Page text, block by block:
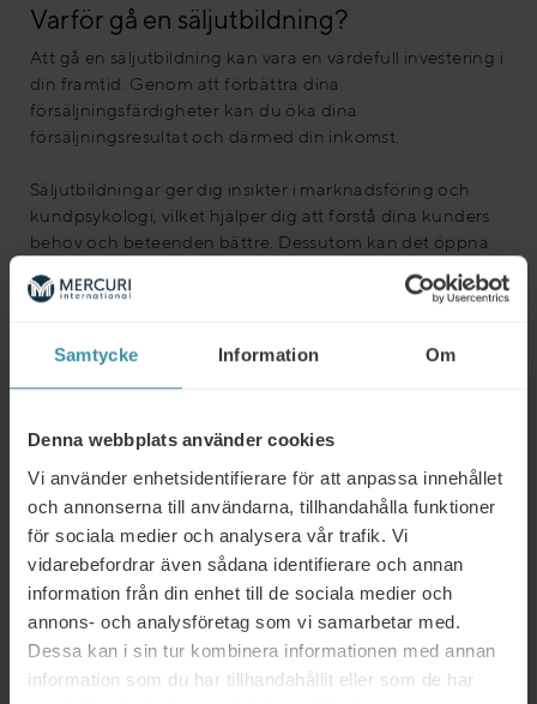
Samtycke Information Om
Denna webbplats använder cookies
Vi använder enhetsidentifierare för att anpassa innehållet
och annonserna till användarna, tillhandahålla funktioner
för sociala medier och analysera vår trafik. Vi
vidarebefordrar även sådana identifierare och annan
information från din enhet till de sociala medier och
annons- och analysföretag som vi samarbetar med.
Dessa kan i sin tur kombinera informationen med annan
information som du har tillhandahållit eller som de har
Varför gå en säljutbildning?
Att gå en säljutbildning kan vara en värdefull investering i
din framtid. Genom att förbättra dina
försäljningsfärdigheter kan du öka dina
försäljningsresultat och därmed din inkomst.
Säljutbildningar ger dig insikter i marknadsföring och
kundpsykologi, vilket hjälper dig att förstå dina kunders
behov och beteenden bättre. Dessutom kan det öppna
dörrar till nya karriärmöjligheter och bidra till din
professionella utveckling.
Självförtroende är en viktig komponent inom försäljning,
inom försäljning, vilket är avgörande för att anpassa dig
till förändrade marknadsförhållanden.
Oavsett om du är ny inom försäljning eller en erfaren
säljare, eller om du planerar att vara egen företagare, kan
kursen ge dig de färdigheter och kunskaper du behöver
för att nå framgång inom försäljning och
marknadsföring.
Det är en investering i din framtid och en väg till att